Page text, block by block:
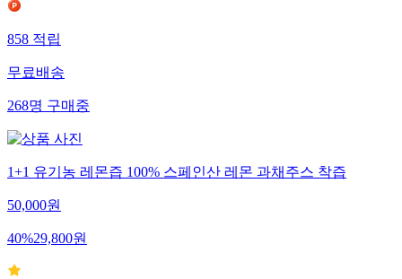
858적립
무료배송
268명구매중
1+1 유기농 레몬즙 100% 스페인산 레몬 과채주스 착즙
50,000원
40%29,800원